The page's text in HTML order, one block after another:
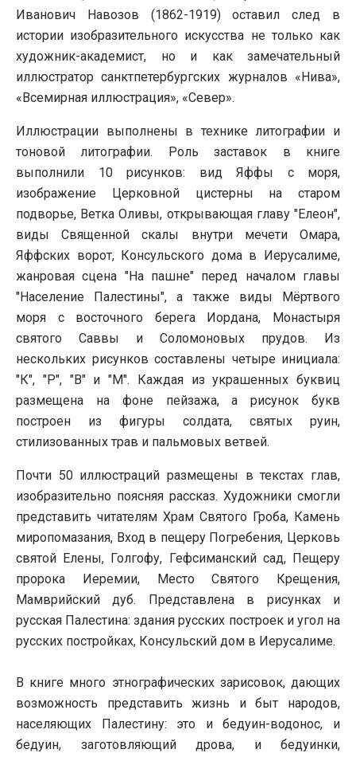
Иванович Навозов (1862-1919) оставил след в
истории изобразительного искусства не только как
художник-академист, но и как замечательный
иллюстратор санктпетербургских журналов «Нива»,
«Всемирная иллюстрация», «Север».
Иллюстрации выполнены в технике литографии и
тоновой литографии. Роль заставок в книге
выполнили 10 рисунков: вид Яффы с моря,
изображение Церковной цистерны на старом
подворье, Ветка Оливы, открывающая главу "Елеон",
виды Священной скалы внутри мечети Омара,
Яффских ворот, Консульского дома в Иерусалиме,
жанровая сцена "На пашне" перед началом главы
"Население Палестины", а также виды Мёртвого
моря с восточного берега Иордана, Монастыря
святого Саввы и Соломоновых прудов. Из
нескольких рисунков составлены четыре инициала:
"К", "Р", "В" и "М". Каждая из украшенных буквиц
размещена на фоне пейзажа, а рисунок букв
построен из фигуры солдата, святых руин,
стилизованных трав и пальмовых ветвей.
Почти 50 иллюстраций размещены в текстах глав,
изобразительно поясняя рассказ. Художники смогли
представить читателям Храм Святого Гроба, Камень
миропомазания, Вход в пещеру Погребения, Церковь
святой Елены, Голгофу, Гефсиманский сад, Пещеру
пророка Иеремии, Место Святого Крещения,
Мамврийский дуб. Представлена в рисунках и
русская Палестина: здания русских построек и угол на
русских постройках, Консульский дом в Иерусалиме.
В книге много этнографических зарисовок, дающих
возможность представить жизнь и быт народов,
населяющих Палестину: это и бедуин-водонос, и
бедуин, заготовляющий дрова, и бедуинки,